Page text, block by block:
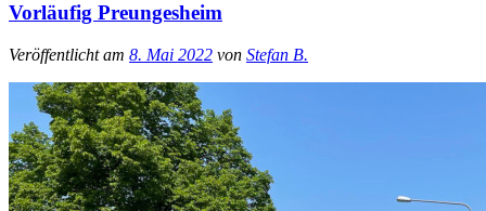
Vorläufig Preungesheim
Veröffentlicht am 8. Mai 2022 von Stefan B.